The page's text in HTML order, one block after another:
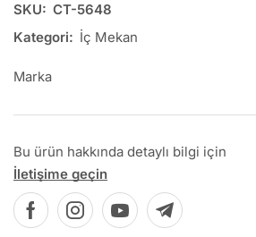
SKU: CT-5648
Kategori: İç Mekan
Marka
Bu ürün hakkında detaylı bilgi için
İletişime geçin